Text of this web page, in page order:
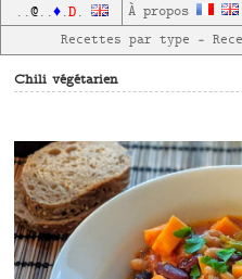
..@..♦.D. À propos
Recettes par type —
Chili végétarien